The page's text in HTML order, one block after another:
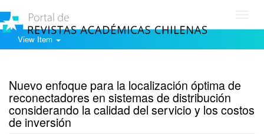
View Item
Nuevo enfoque para la localización óptima de
reconectadores en sistemas de distribución
considerando la calidad del servicio y los costos
de inversión